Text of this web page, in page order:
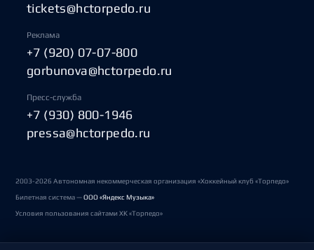
tickets@hctorpedo.ru
Реклама
+7 (920) 07-07-800
gorbunova@hctorpedo.ru
Пресс-служба
+7 (930) 800-1946
pressa@hctorpedo.ru
2003-2026 Автономная некоммерческая организация «Хоккейный клуб «Торпедо»
Билетная система —ООО «Яндекс Музыка»
Условия пользования сайтами ХК «Торпедо»